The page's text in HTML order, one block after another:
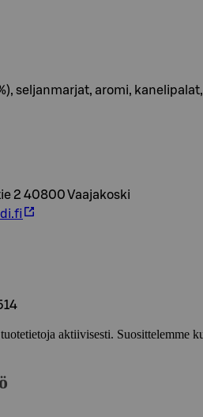
%), seljanmarjat, aromi,
2 40800 Vaajakoski
aktiivisesti. Suosittelemme